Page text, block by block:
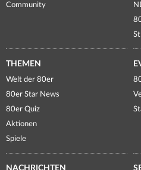
Community
THEMEN
Welt der 80er
80er Star News
80er Quiz
Aktionen
Spiele